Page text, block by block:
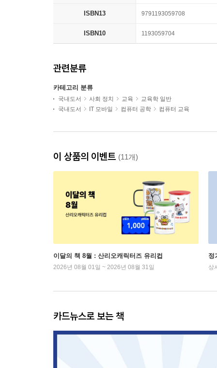
ISBN13 9791193059708
ISBN10 1193059704
관련분류
카테고리 분류
국내도서 사회 정치 교육
교육학 일반
국내도서
IT 모바일 컴퓨터 공학 컴퓨터 교육
이 상품의 이벤트 (11개)
이달의 책 8월 : 산리오캐릭터즈 유리컵
2026년 08월 01일 ~ 2026년 08월 31일
정
상
카드뉴스로 보는 책